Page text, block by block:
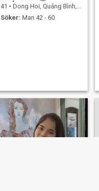
41 • Dong Hoi, Quảng Bình, Vietnam
Söker: Man 42 - 60